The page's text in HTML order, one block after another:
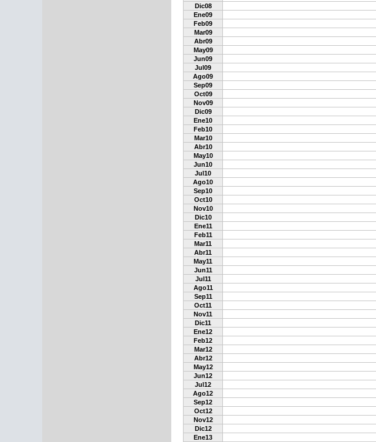
Dic08
Ene09
Feb09
Mar09
Abr09
May09
Jun09
Jul09
Ago09
Sep09
Oct09
Nov09
Dic09
Ene10
Feb10
Mar10
Abr10
May10
Jun10
Jul10
Ago10
Sep10
Oct10
Nov10
Dic10
Ene11
Feb11
Mar11
Abr11
May11
Jun11
Jul11
Ago11
Sep11
Oct11
Nov11
Dic11
Ene12
Feb12
Mar12
Abr12
May12
Jun12
Jul12
Ago12
Sep12
Oct12
Nov12
Dic12
Ene13